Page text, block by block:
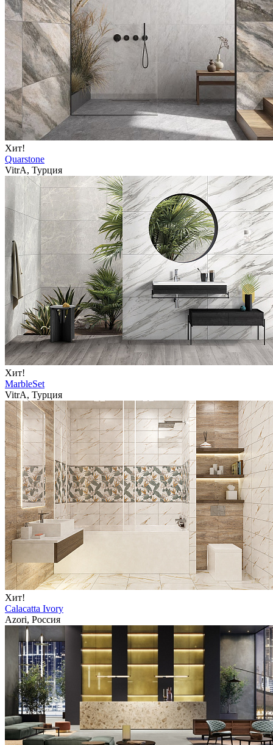
Хит!
Quarstone
VitrA, Турция
Хит!
MarbleSet
VitrA, Турция
Хит!
Calacatta Ivory
Azori, Россия